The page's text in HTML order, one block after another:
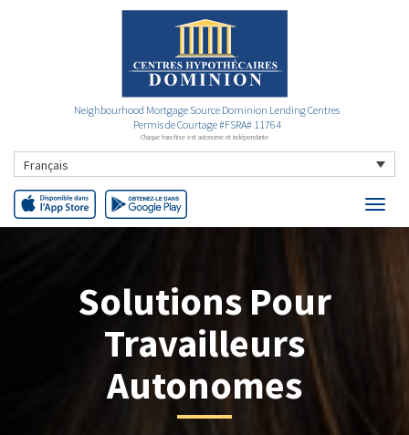
Neighbourhood Mortgage Source Dominion Lending Centres
Permis de Courtage #FSRA# 11764
Chaque franchise est autonome et indépendante
Français
Solutions Pour
Travailleurs
Autonomes